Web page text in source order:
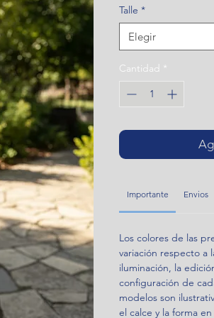
Talle *
Elegir
Cantidad *
Importante Envios
Los colores de las
variación respecto a
iluminación, la
configuración de
modelos son
el calce y la forma